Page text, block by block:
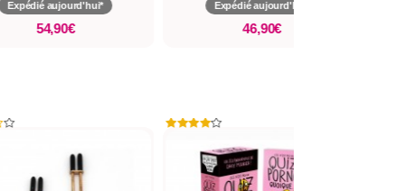
Expédié aujourd'hui*
46,90€
Expédié aujourd'hui*
34,90€